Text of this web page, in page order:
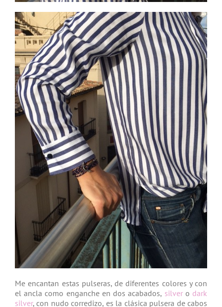
Me encantan estas pulseras, de diferentes colores y con
el ancla como enganche en dos acabados, silvero dark
silver, con nudo corredizo, es la clásica pulsera de cabos